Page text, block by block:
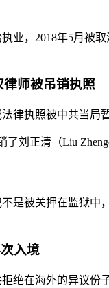
业，2018年5月被
师被吊销执照
律执照被中共当局
了刘正清（Liu
是被关押在监狱中
入境
绝在海外的异议份